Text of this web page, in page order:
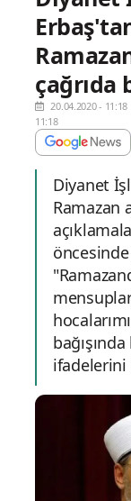
çağrıda
20.04.2020 - 11:18
11:18
Diyanet
Ramazan
ifadelerini